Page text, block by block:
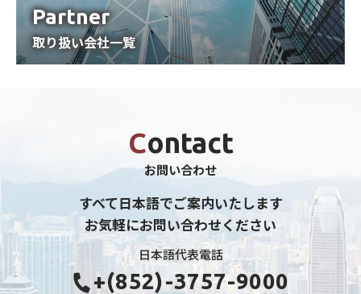
Partner
取り扱い会社一覧
Contact
お問い合わせ
すべて日本語でご案内いたします
お気軽にお問い合わせください
日本語代表電話
+(852)-3757-9000